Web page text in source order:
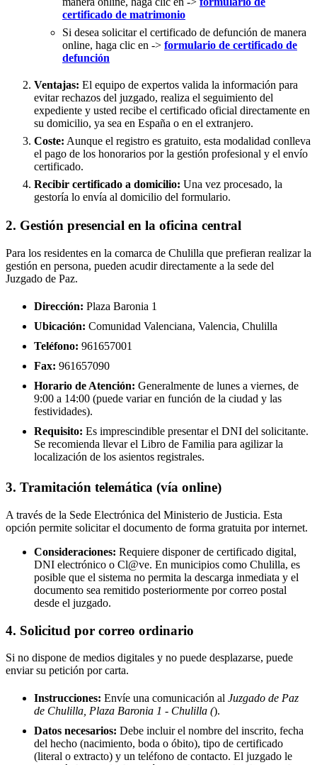
certificado de matrimonio
Si desea solicitar el certificado de defunción de manera
online, haga clic en -> formulario de certificado de
defunción
Ventajas: El equipo de expertos valida la información para
evitar rechazos del juzgado, realiza el seguimiento del
expediente y usted recibe el certificado oficial directamente en
su domicilio, ya sea en España o en el extranjero.
Coste: Aunque el registro es gratuito, esta modalidad conlleva
el pago de los honorarios por la gestión profesional y el envío
certificado.
Recibir certificado a domicilio: Una vez procesado, la
gestoría lo envía al domicilio del formulario.
2. Gestión presencial en la oficina central
Para los residentes en la comarca de Chulilla que prefieran realizar la
gestión en persona, pueden acudir directamente a la sede del
Juzgado de Paz.
Dirección: Plaza Baronia 1
Ubicación: Comunidad Valenciana, Valencia, Chulilla
Teléfono: 961657001
Fax: 961657090
Horario de Atención: Generalmente de lunes a viernes, de
9:00 a 14:00 (puede variar en función de la ciudad y las
festividades).
Requisito: Es imprescindible presentar el DNI del solicitante.
Se recomienda llevar el Libro de Familia para agilizar la
localización de los asientos registrales.
3. Tramitación telemática (vía online)
A través de la Sede Electrónica del Ministerio de Justicia. Esta
opción permite solicitar el documento de forma gratuita por internet.
Consideraciones: Requiere disponer de certificado digital,
DNI electrónico o Cl@ve. En municipios como Chulilla, es
posible que el sistema no permita la descarga inmediata y el
documento sea remitido posteriormente por correo postal
desde el juzgado.
4. Solicitud por correo ordinario
Si no dispone de medios digitales y no puede desplazarse, puede
enviar su petición por carta.
Instrucciones: Envíe una comunicación al Juzgado de Paz
de Chulilla, Plaza Baronia 1 - Chulilla ().
Datos necesarios: Debe incluir el nombre del inscrito, fecha
del hecho (nacimiento, boda o óbito), tipo de certificado
(literal o extracto) y un teléfono de contacto. El juzgado le